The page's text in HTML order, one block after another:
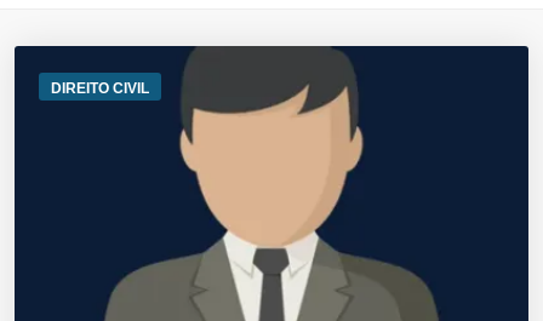
DIREITO CIVIL